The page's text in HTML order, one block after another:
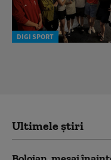
DIGI SPORT
Ultimele știri